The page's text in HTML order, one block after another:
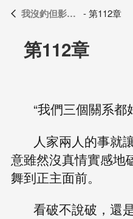
我沒釣但影帝真香了
第112章
“我們三個關系都
人家兩人的事就
意雖然沒真情實感地
舞到正主面前。
看破不說破，還
我沒釣但影帝真香了 - 第112章